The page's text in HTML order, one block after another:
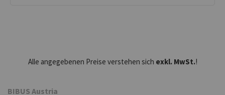
Alle angegebenen Preise verstehen sich exkl. MwSt.!
BIBUS Austria